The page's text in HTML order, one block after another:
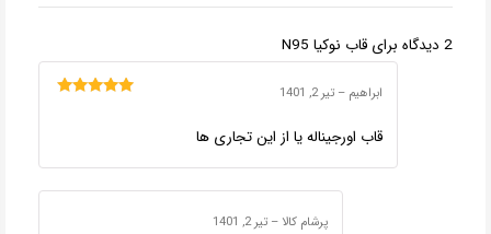
2 دیدگاه برای قاب نوکیا N95
ابراهیم– تیر 2, 1401
قاب اورجیناله یا از این تجاری ها
پرشام کالا– تیر 2, 1401